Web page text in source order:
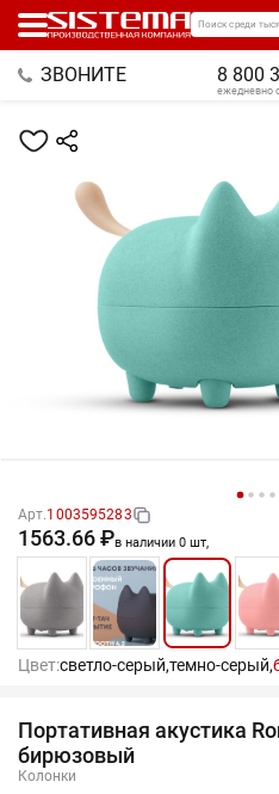
Поиск среди
ЗВОНИТЕ 8 800
ежедневно
Арт.1003595283
1563.66 ₽в наличии 0 шт,
Цвет:светло-серый,темно-серый,
Портативная акустика
бирюзовый
Колонки